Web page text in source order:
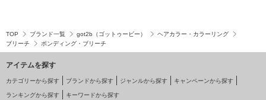
TOP ブランド一覧 got2b（ゴットゥービー）
ヘアカラー・カラーリング
ブリーチ
ボンディング・ブリーチ
アイテムを探す
カテゴリーから探す ブランドから探す ジャンルから探す キャンペーンから探す
ランキングから探す キーワードから探す